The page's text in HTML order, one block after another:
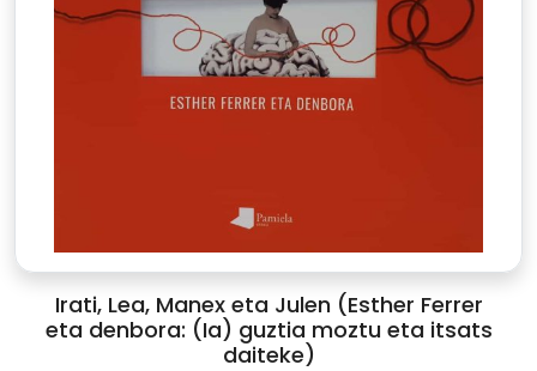
Irati, Lea, Manex eta Julen (Esther Ferrer
eta denbora: (Ia) guztia moztu eta itsats
daiteke)